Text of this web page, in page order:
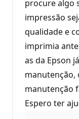
procure algo
impressão
qualidade e
imprimia
as da Epson
manutenção,
manutenção
Espero ter